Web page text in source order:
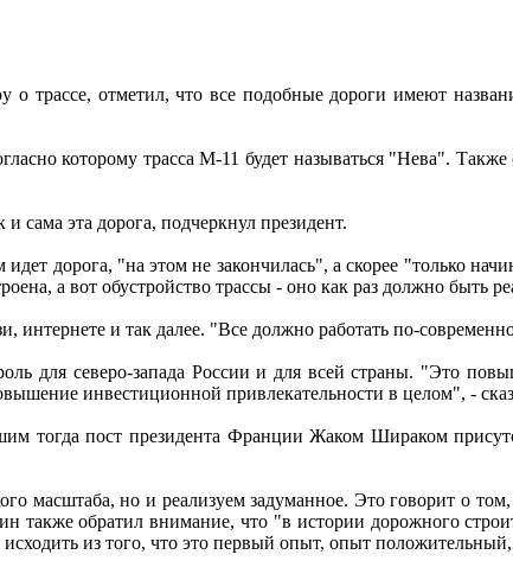
о трассе, отметил, что все подобные дороги имеют
которому трасса М-11 будет называться "Нева".
сама эта дорога, подчеркнул президент.
идет дорога, "на этом не закончилась", а скорее "только
а вот обустройство трассы - оно как раз должно быть
интернете и так далее. "Все должно работать по-
для северо-запада России и для всей страны. "Это
инвестиционной привлекательности в целом", -
тогда пост президента Франции Жаком Шираком
масштаба, но и реализуем задуманное. Это говорит о
также обратил внимание, что "в истории дорожного
исходить из того, что это первый опыт, опыт